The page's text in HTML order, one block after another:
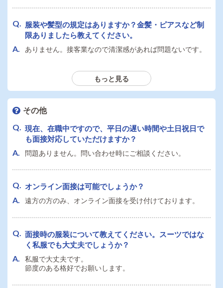
大型連休（GW・お盆・夏季冬季・年末年始など）はあ
りますか？
年末年始の休暇があります。
服装や髪型の規定はありますか？金髪・ピアスなど制
限ありましたら教えてください。
ありません。接客業なので清潔感があれば問題ないです。
車・バイク・自転車等での通勤は可能でしょうか？駐
車場はありますか？
可能ですが駐車場はご自身で確保お願いします。
業務を通して身につくスキルはありますか？
仲間と協力し、助け支え合い、成功（自己実現）するスキ
もっと見る
その他
現在、在職中ですので、平日の遅い時間や土日祝日で
も面接対応していただけますか？
問題ありません。問い合わせ時にご相談ください。
オンライン面接は可能でしょうか？
遠方の方のみ、オンライン面接を受け付けております。
面接時の服装について教えてください。スーツではな
く私服でも大丈夫でしょうか？
私服で大丈夫です。
節度のある格好でお願いします。